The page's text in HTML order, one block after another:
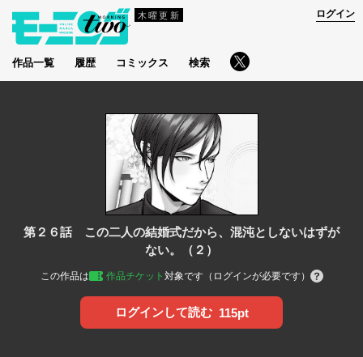
木曜更新
作品一覧 履歴 コミックス 検索
ログイン
第２６話 この二人の結婚式だから、混沌としないはずが
ない。（２）
この作品は 作品チケット 対象です（ログインが必要です）
ログインして読む 115pt